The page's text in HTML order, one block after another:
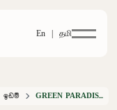
En | தமி
ඉඩම් GREEN PARADISE BANDARAGAMA